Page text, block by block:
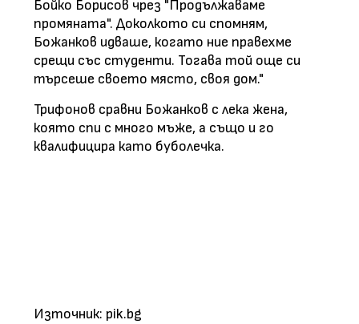
Бойко Борисов чрез "Продължаваме
промяната". Доколкото си спомням,
Божанков идваше, когато ние правехме
срещи със студенти. Тогава той още си
търсеше своето място, своя дом."
Трифонов сравни Божанков с лека жена,
която спи с много мъже, а също и го
квалифицира като буболечка.
Източник: pik.bg